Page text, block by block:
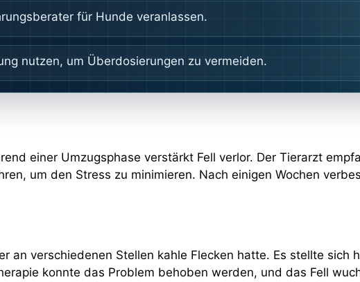
für Hunde veranlassen.
nutzen, um Überdosierungen zu vermeiden.
einer Umzugsphase verstärkt Fell verlor. Der Tierarzt
um den Stress zu minimieren. Nach einigen Wochen
an verschiedenen Stellen kahle Flecken hatte. Es stellte sich
konnte das Problem behoben werden, und das Fell